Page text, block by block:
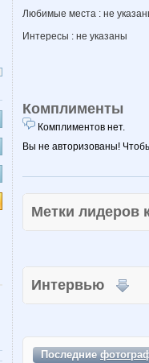
Любимые места : не
Интересы : не указаны
Комплименты
Комплиментов нет.
Вы не авторизованы!
Метки
Интервью
Последние